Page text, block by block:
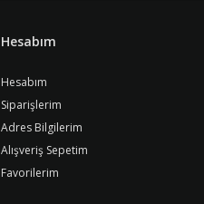
Hesabım
Hesabım
Siparişlerim
Adres Bilgilerim
Alışveriş Sepetim
Favorilerim